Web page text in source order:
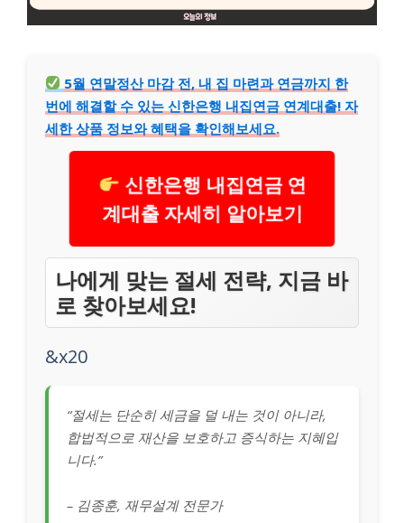
5월 연말정산 마감 전, 내 집 마련과 연금까지 한
번에 해결할 수 있는 신한은행 내집연금 연계대출! 자
세한 상품 정보와 혜택을 확인해보세요.
신한은행 내집연금 연
계대출 자세히 알아보기
나에게 맞는 절세 전략, 지금 바
로 찾아보세요!
&x20
“절세는 단순히 세금을 덜 내는 것이 아니라,
합법적으로 재산을 보호하고 증식하는 지혜입
니다.”
– 김종훈, 재무설계 전문가